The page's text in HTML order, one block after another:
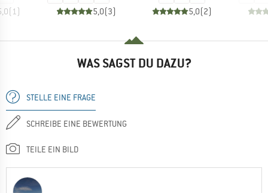
(1)
5,0(3) 5,0(2)
WAS SAGST DU DAZU?
STELLE EINE FRAGE
SCHREIBE EINE BEWERTUNG
TEILE EIN BILD